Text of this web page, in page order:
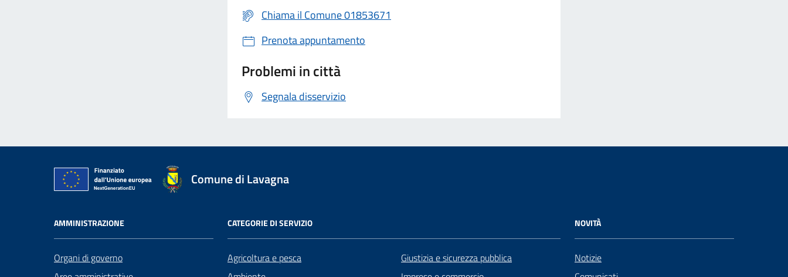
Chiama il Comune 01853671
Prenota appuntamento
Problemi in città
Segnala disservizio
Comune di Lavagna
AMMINISTRAZIONE
Organi di governo
CATEGORIE DI SERVIZIO
Agricoltura e pesca
Giustizia e sicurezza pubblica
NOVITÀ
Notizie